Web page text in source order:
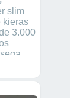
slim
kieras
3.000
,